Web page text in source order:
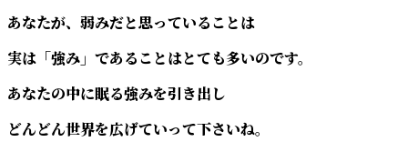
あなたが、弱みだと思っていることは
実は「強み」であることはとても多いのです。
あなたの中に眠る強みを引き出し
どんどん世界を広げていって下さいね。